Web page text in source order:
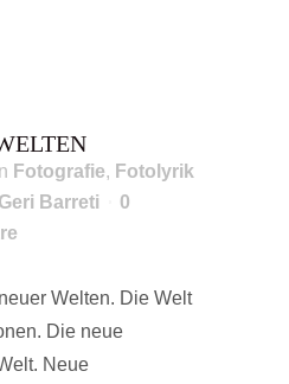
Fotografie, Fotolyrik
Geri Barreti
0
Welten. Die Welt
Die neue
Neue